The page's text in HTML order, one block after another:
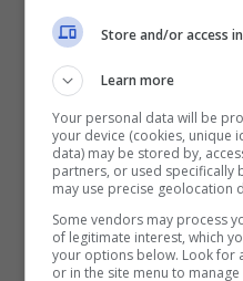
credits youtube
Si tratta di Cevriye,
che approderà alla
della zia di Rasit, si
principalmente
Store and/or access
Learn more
Your personal data will be
your device (cookies, unique
data) may be stored by,
partners, or used specifically
may use precise geolocation
Some vendors may process
of legitimate interest, which
your options below. Look for
or in the site menu to